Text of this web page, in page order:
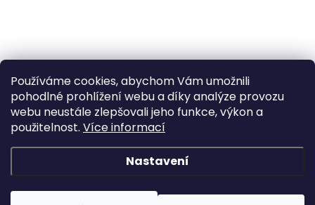
Používáme cookies, abychom Vám umožnili
pohodlné prohlížení webu a díky analýze provozu
webu neustále zlepšovali jeho funkce, výkon a
použitelnost. Více informací
Nastavení